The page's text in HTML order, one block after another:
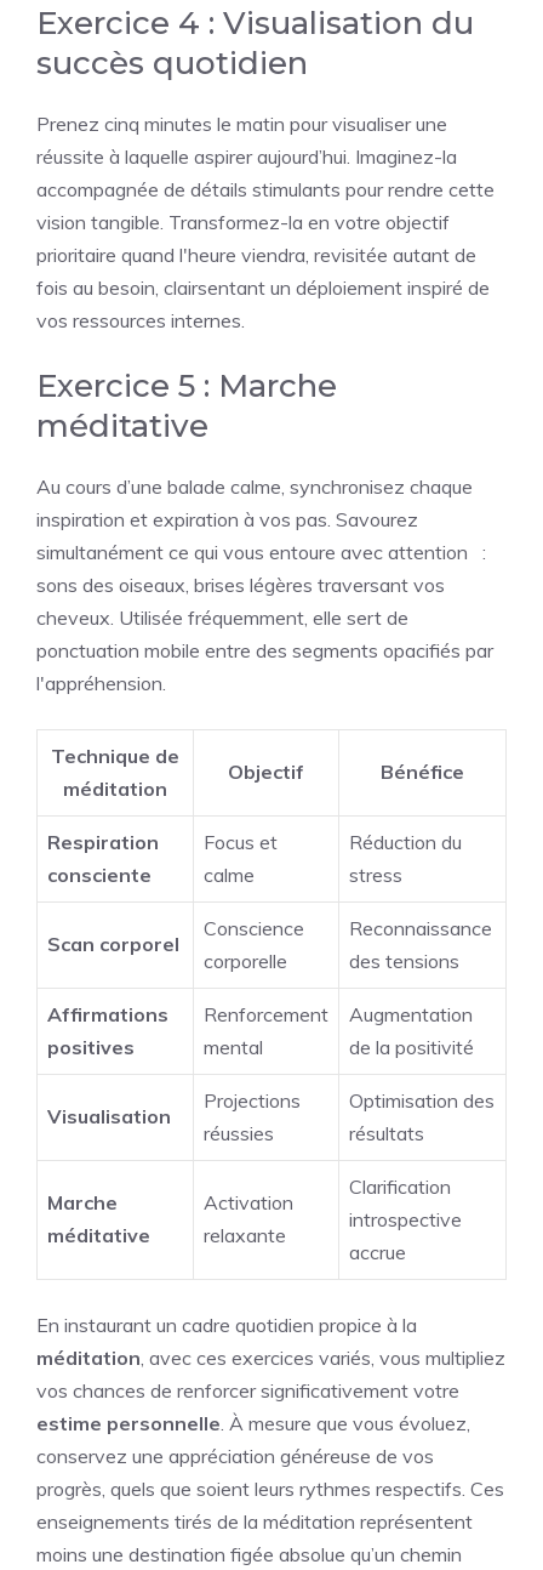
Exercice 4 : Visualisation du
succès quotidien
Prenez cinq minutes le matin pour visualiser une
réussite à laquelle aspirer aujourd’hui. Imaginez-la
accompagnée de détails stimulants pour rendre cette
vision tangible. Transformez-la en votre objectif
prioritaire quand l'heure viendra, revisitée autant de
fois au besoin, clairsentant un déploiement inspiré de
vos ressources internes.
Exercice 5 : Marche
méditative
Au cours d’une balade calme, synchronisez chaque
inspiration et expiration à vos pas. Savourez
simultanément ce qui vous entoure avec attention :
sons des oiseaux, brises légères traversant vos
cheveux. Utilisée fréquemment, elle sert de
ponctuation mobile entre des segments opacifiés par
l'appréhension.
Technique de
méditation
Objectif Bénéfice
Respiration
consciente
Focus et
calme
Réduction du
stress
Scan corporel
Conscience
corporelle
Reconnaissance
des tensions
Affirmations
positives
Renforcement
mental
Augmentation
de la positivité
Visualisation
Projections
réussies
Optimisation des
résultats
Marche
méditative
Activation
relaxante
Clarification
introspective
accrue
En instaurant un cadre quotidien propice à la
méditation, avec ces exercices variés, vous multipliez
vos chances de renforcer significativement votre
estime personnelle. À mesure que vous évoluez,
conservez une appréciation généreuse de vos
progrès, quels que soient leurs rythmes respectifs. Ces
enseignements tirés de la méditation représentent
moins une destination figée absolue qu’un chemin